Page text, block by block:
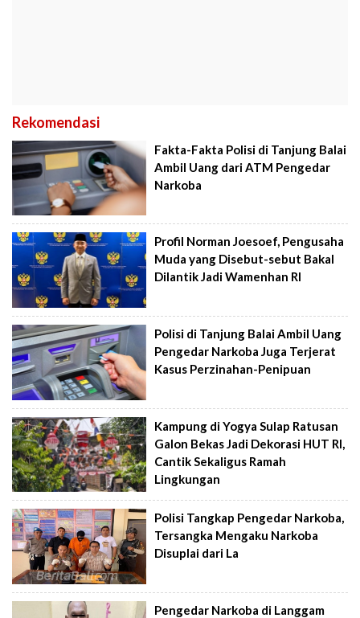
Rekomendasi
Fakta-Fakta Polisi di Tanjung Balai
Ambil Uang dari ATM Pengedar
Narkoba
Profil Norman Joesoef, Pengusaha
Muda yang Disebut-sebut Bakal
Dilantik Jadi Wamenhan RI
Polisi di Tanjung Balai Ambil Uang
Pengedar Narkoba Juga Terjerat
Kasus Perzinahan-Penipuan
Kampung di Yogya Sulap Ratusan
Galon Bekas Jadi Dekorasi HUT RI,
Cantik Sekaligus Ramah
Lingkungan
Polisi Tangkap Pengedar Narkoba,
Tersangka Mengaku Narkoba
Disuplai dari La
Pengedar Narkoba di Langgam